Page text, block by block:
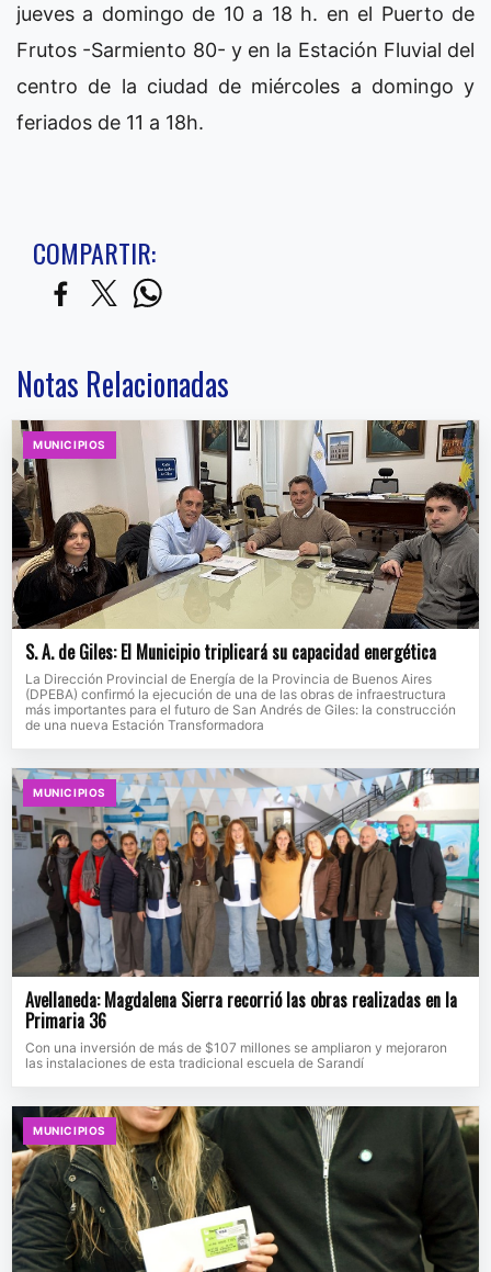
jueves a domingo de 10 a 18 h. en el Puerto de
Frutos -Sarmiento 80- y en la Estación Fluvial del
centro de la ciudad de miércoles a domingo y
feriados de 11 a 18h.
COMPARTIR:
Notas Relacionadas
MUNICIPIOS
S. A. de Giles: El Municipio triplicará su capacidad energética
La Dirección Provincial de Energía de la Provincia de Buenos Aires
(DPEBA) confirmó la ejecución de una de las obras de infraestructura
más importantes para el futuro de San Andrés de Giles: la construcción
de una nueva Estación Transformadora
MUNICIPIOS
Avellaneda: Magdalena Sierra recorrió las obras realizadas en la
Primaria 36
Con una inversión de más de $107 millones se ampliaron y mejoraron
las instalaciones de esta tradicional escuela de Sarandí
MUNICIPIOS